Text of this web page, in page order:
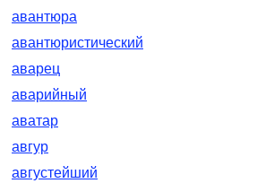
авантюра
авантюристический
аварец
аварийный
аватар
авгур
августейший